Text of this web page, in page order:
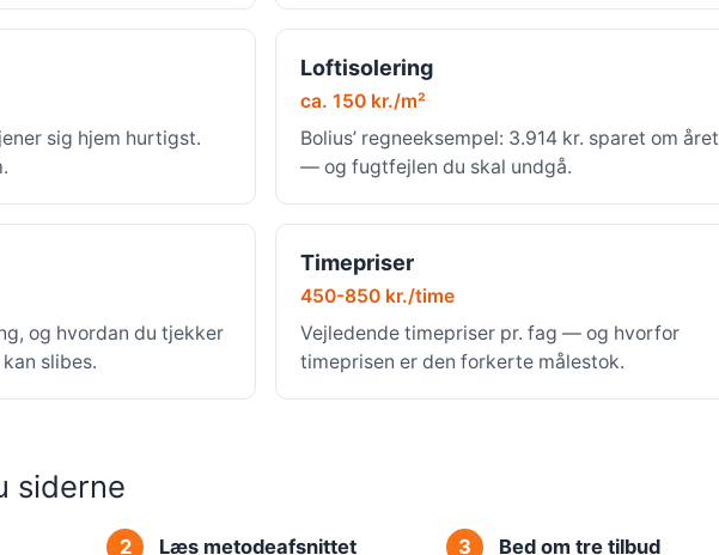
sig hjem hurtigst.
Loftisolering
ca. 150 kr./m²
Bolius’ regneeksempel: 3.914 kr. sparet om året
— og fugtfejlen du skal undgå.
og hvordan du tjekker
slibes.
Timepriser
450-850 kr./time
Vejledende timepriser pr. fag — og hvorfor
timeprisen er den forkerte målestok.
siderne
Læs metodeafsnittet
Bed om tre tilbud